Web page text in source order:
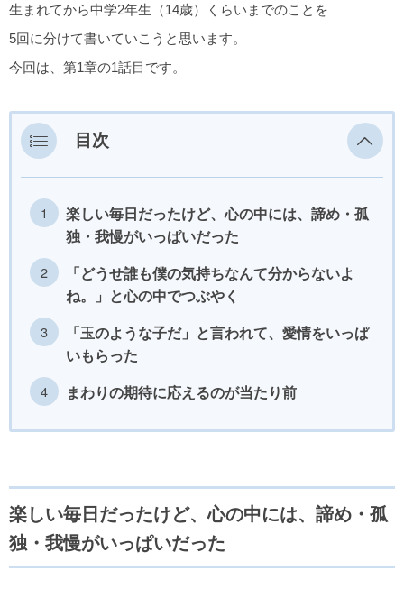
生まれてから中学2年生（14歳）くらいまでのことを
5回に分けて書いていこうと思います。
今回は、第1章の1話目です。
目次
楽しい毎日だったけど、心の中には、諦め・孤
独・我慢がいっぱいだった
「どうせ誰も僕の気持ちなんて分からないよ
ね。」と心の中でつぶやく
「玉のような子だ」と言われて、愛情をいっぱ
いもらった
まわりの期待に応えるのが当たり前
楽しい毎日だったけど、心の中には、諦め・孤
独・我慢がいっぱいだった